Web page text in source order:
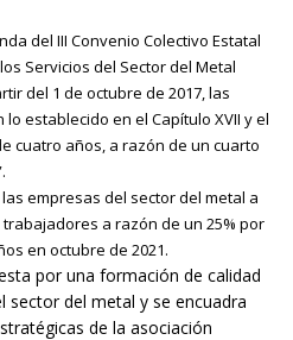
del III Convenio Colectivo Estatal
Servicios del Sector del Metal
del 1 de octubre de 2017, las
establecido en el Capítulo XVII y el
cuatro años, a razón de un cuarto
empresas del sector del metal a
a razón de un 25% por
en octubre de 2021.
por una formación de calidad
del metal y se encuadra
de la asociación